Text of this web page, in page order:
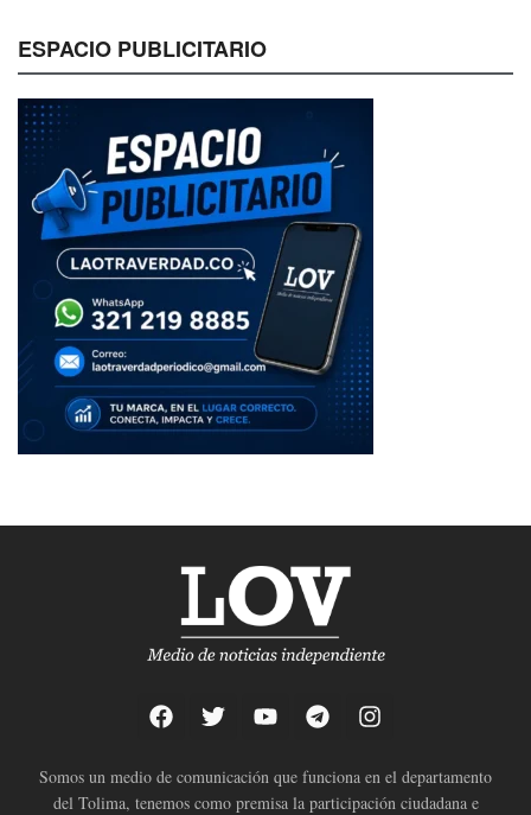
ESPACIO PUBLICITARIO
Somos un medio de comunicación que funciona en el departamento
del Tolima, tenemos como premisa la participación ciudadana e